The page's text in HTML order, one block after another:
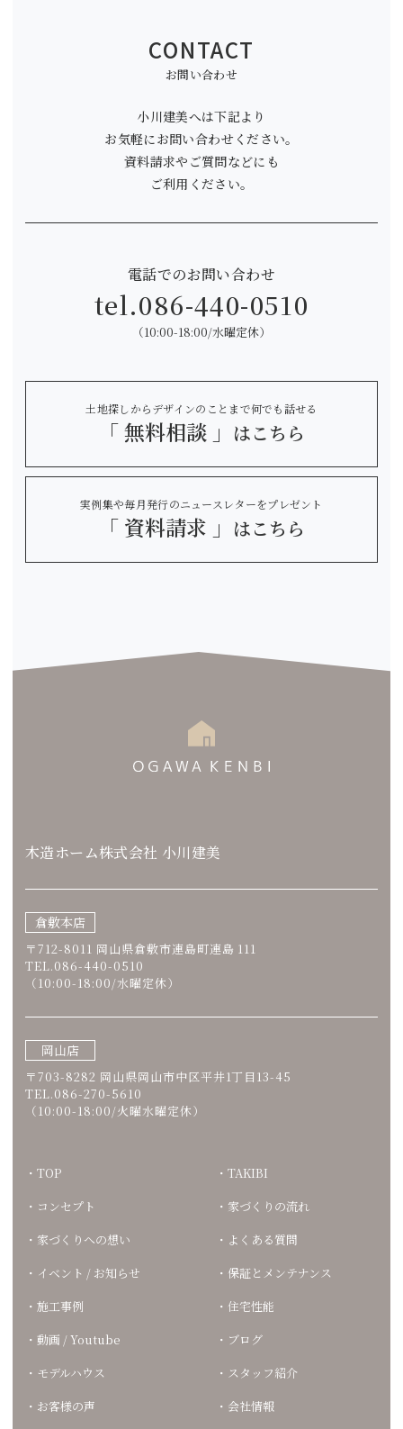
CONTACT
お問い合わせ
小川建美へは下記より
お気軽にお問い合わせください。
資料請求やご質問などにも
ご利用ください。
電話でのお問い合わせ
tel.086-440-0510
（10:00-18:00/水曜定休）
土地探しからデザインのことまで何でも話せる
「 無料相談 」 はこちら
実例集や毎月発行のニュースレターをプレゼント
「 資料請求 」 はこちら
木造ホーム株式会社 小川建美
倉敷本店
〒712-8011 岡山県倉敷市連島町連島 111
TEL.086-440-0510
（10:00-18:00/水曜定休）
岡山店
〒703-8282 岡山県岡山市中区平井1丁目13-45
TEL.086-270-5610
（10:00-18:00/火曜水曜定休）
TOP
コンセプト
家づくりへの想い
イベント / お知らせ
施工事例
動画 / Youtube
モデルハウス
お客様の声
TAKIBI
家づくりの流れ
よくある質問
保証とメンテナンス
住宅性能
ブログ
スタッフ紹介
会社情報